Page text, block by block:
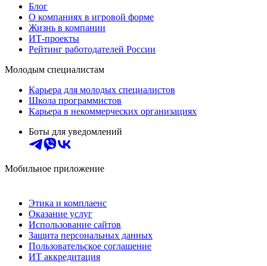
Блог
О компаниях в игровой форме
Жизнь в компании
ИТ-проекты
Рейтинг работодателей России
Молодым специалистам
Карьера для молодых специалистов
Школа программистов
Карьера в некоммерческих организациях
Боты для уведомлений
Мобильное приложение
Этика и комплаенс
Оказание услуг
Использование сайтов
Защита персональных данных
Пользовательское соглашение
ИТ аккредитация